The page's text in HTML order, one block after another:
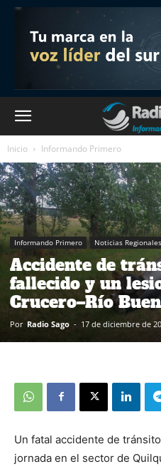
Inicio Informando Primero
Informando Primero Noticias Regionales
Accidente de
fallecido y un
Crucero–Río
Por Radio Sago - 17 de diciembre de
Un fatal accidente de
jornada en el sector de